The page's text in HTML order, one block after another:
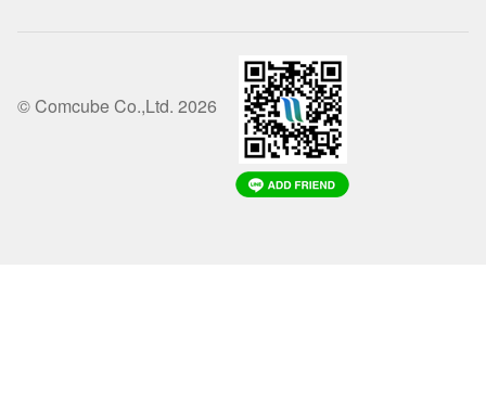
© Comcube Co.,Ltd. 2026